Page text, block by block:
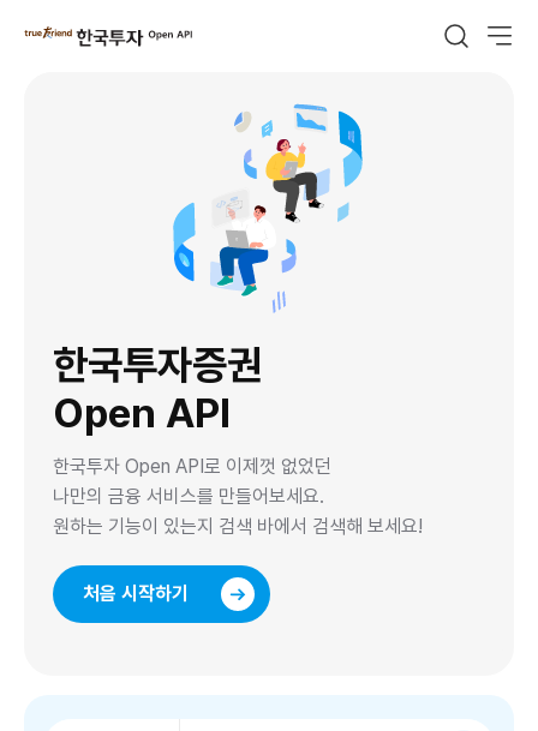
true friend 한국투자 Open API 검색
전체
한국투자증권
Open API
한국투자 Open API로 이제껏 없었던
나만의 금융 서비스를 만들어보세요.
원하는 기능이 있는지 검색 바에서 검색해 보세요!
처음 시작하기